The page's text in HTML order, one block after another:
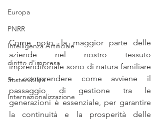
Europa
PNRR
Intelligenza Artificiale
diritto d'impresa
Sostenibilità
Internazionalizzazione
Come noto, la maggior parte delle
aziende nel nostro tessuto
imprenditoriale sono di natura familiare
e comprendere come avviene il
passaggio di gestione tra le
generazioni è essenziale, per garantire
la continuità e la prosperità delle